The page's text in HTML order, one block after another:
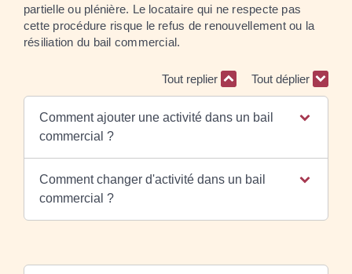
partielle ou plénière. Le locataire qui ne respecte pas
cette procédure risque le refus de renouvellement ou la
résiliation du bail commercial.
Tout replier Tout déplier
Comment ajouter une activité dans un bail
commercial ?
Comment changer d'activité dans un bail
commercial ?